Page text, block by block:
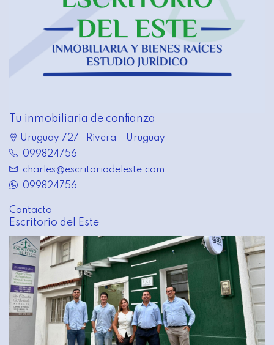
Tu inmobiliaria de confianza
Uruguay 727 -Rivera - Uruguay
099824756
charles@escritoriodeleste.com
099824756
Contacto
Escritorio del Este